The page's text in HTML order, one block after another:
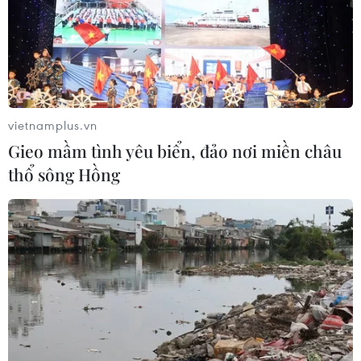
phát điện.
Ngoài ra, MobiFone cũng đã gia cố chắc chắn
cho hơn 200 cột thu phát sóng ven biển tại 4
tỉnh dự kiến bão đi qua, kiểm tra, củng cố hệ
thống dây co, tiếp đất, chống sét và cửa kính các
trạm phát sóng./.
vietnamplus.vn
Gieo mầm tình yêu biển, đảo nơi miền châu
thổ sông Hồng